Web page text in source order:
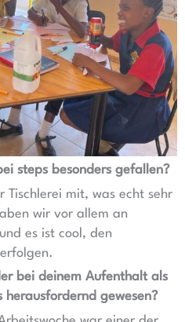
steps besonders gefallen?
mit, was echt sehr
wir vor allem an
es ist cool, den
bei deinem Aufenthalt als
herausfordernd gewesen?